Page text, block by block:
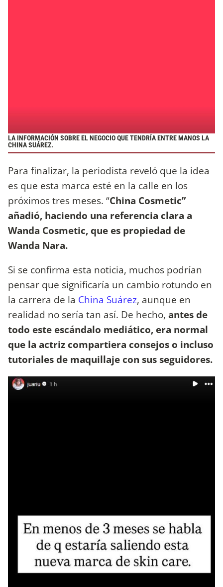
LA INFORMACIÓN SOBRE EL NEGOCIO QUE TENDRÍA ENTRE MANOS LA
CHINA SUÁREZ.
Para finalizar, la periodista reveló que la idea
es que esta marca esté en la calle en los
próximos tres meses. “China Cosmetic”
añadió, haciendo una referencia clara a
Wanda Cosmetic, que es propiedad de
Wanda Nara.
Si se confirma esta noticia, muchos podrían
pensar que significaría un cambio rotundo en
la carrera de la China Suárez, aunque en
realidad no sería tan así. De hecho, antes de
todo este escándalo mediático, era normal
que la actriz compartiera consejos o incluso
tutoriales de maquillaje con sus seguidores.